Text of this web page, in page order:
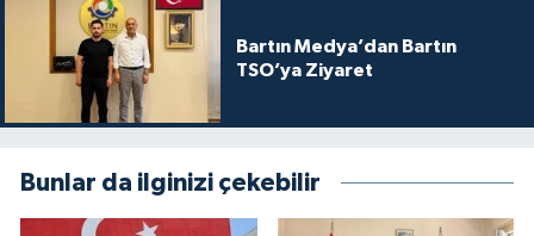
Bartın Medya’dan Bartın
TSO’ya Ziyaret
Bunlar da ilginizi çekebilir